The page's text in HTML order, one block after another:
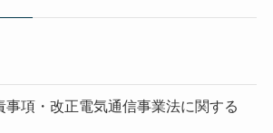
事項・改正電気通信事業法に関する